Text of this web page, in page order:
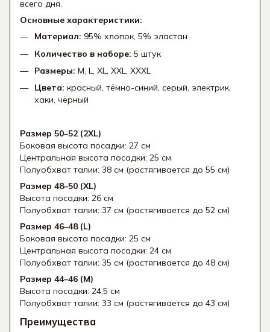
всего дня.
Основные характеристики:
Материал: 95% хлопок, 5% эластан
Количество в наборе: 5 штук
Размеры: M, L, XL, XXL, XXXL
Цвета: красный, тёмно-синий, серый, электрик,
хаки, чёрный
Размер 50–52 (2XL)
Боковая высота посадки: 27 см
Центральная высота посадки: 25 см
Полуобхват талии: 38 см (растягивается до 55 см)
Размер 48–50 (XL)
Высота посадки: 26 см
Полуобхват талии: 37 см (растягивается до 52 см)
Размер 46–48 (L)
Боковая высота посадки: 25 см
Центральная высота посадки: 24 см
Полуобхват талии: 35 см (растягивается до 48 см)
Размер 44–46 (M)
Высота посадки: 24,5 см
Полуобхват талии: 33 см (растягивается до 43 см)
Преимущества